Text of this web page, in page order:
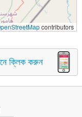
contributors
ক্লিক করুন